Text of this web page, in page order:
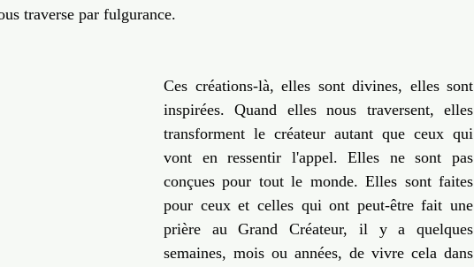
traverse par fulgurance.
Ces créations-là, elles sont divines, elles sont
inspirées. Quand elles nous traversent, elles
transforment le créateur autant que ceux qui
vont en ressentir l'appel. Elles ne sont pas
conçues pour tout le monde. Elles sont faites
pour ceux et celles qui ont peut-être fait une
prière au Grand Créateur, il y a quelques
semaines, mois ou années, de vivre cela dans